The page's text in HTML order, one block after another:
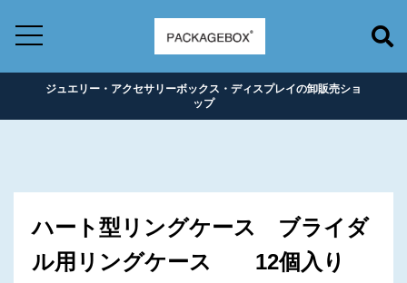
ジュエリー・アクセサリーボックス・ディスプレイの卸販売ショ
ップ
ハート型リングケース ブライダ
ル用リングケース 12個入り